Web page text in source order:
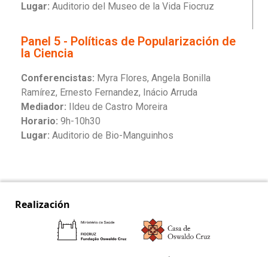
Lugar: Auditorio del Museo de la Vida Fiocruz
Panel 5 - Políticas de Popularización de
la Ciencia
Conferencistas: Myra Flores, Angela Bonilla
Ramírez, Ernesto Fernandez, Inácio Arruda
Mediador: Ildeu de Castro Moreira
Horario: 9h-10h30
Lugar: Auditorio de Bio-Manguinhos
Realización